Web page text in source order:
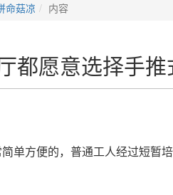
命菇凉 内容
都愿意选择手推
单方便的，普通工人经过短暂